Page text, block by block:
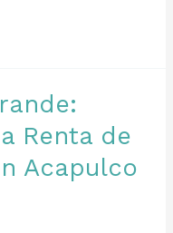
Renta de
Acapulco